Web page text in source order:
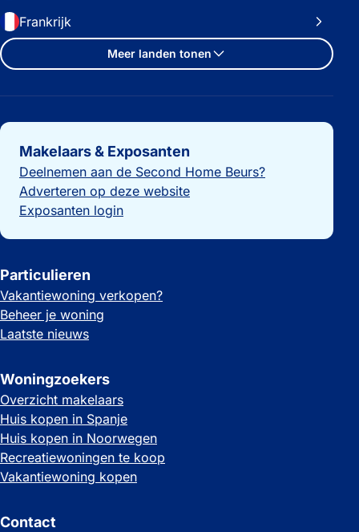
Frankrijk
Meer landen tonen
Belangrijke links
Makelaars & Exposanten
Deelnemen aan de Second Home Beurs?
Adverteren op deze website
Exposanten login
Particulieren
Vakantiewoning verkopen?
Beheer je woning
Laatste nieuws
Woningzoekers
Overzicht makelaars
Huis kopen in Spanje
Huis kopen in Noorwegen
Recreatiewoningen te koop
Vakantiewoning kopen
Contact